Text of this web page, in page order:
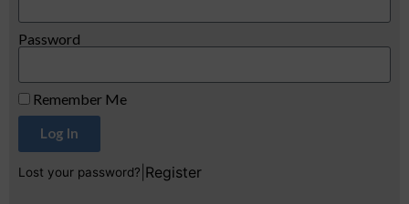
Password
Remember Me
Log In
Lost your password? Register